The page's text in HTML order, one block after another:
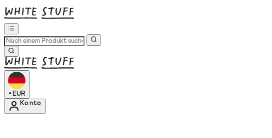
• EUR
Konto